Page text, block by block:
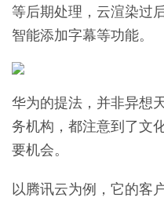
等后期处理，云渲染过
智能添加字幕等功能。
华为的提法，并非异想
务机构，都注意到了文
要机会。
以腾讯云为例，它的客